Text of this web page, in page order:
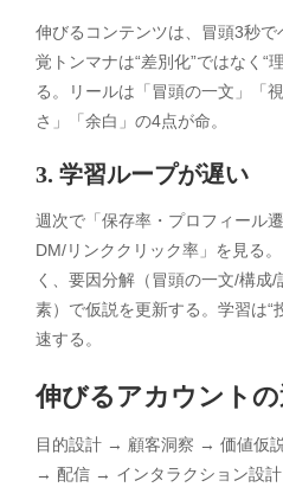
伸びるコンテンツは、冒頭3秒
覚トンマナは“差別化”ではなく“
る。リールは「冒頭の一文」「
さ」「余白」の4点が命。
3. 学習ループが遅い
週次で「保存率・プロフィール
DM/リンククリック率」を見る
く、要因分解（冒頭の一文/構成
素）で仮説を更新する。学習は“
速する。
伸びるアカウント
目的設計 → 顧客洞察 → 価値仮
→ 配信 → インタラクション設